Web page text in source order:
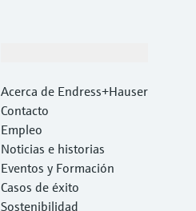
Acerca de Endress+Hauser
Contacto
Empleo
Noticias e historias
Eventos y Formación
Casos de éxito
Sostenibilidad